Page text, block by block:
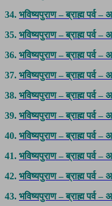
34. भविष्यपुराण – ब्राह्म पर्व
35. भविष्यपुराण – ब्राह्म पर्व –
36. भविष्यपुराण – ब्राह्म पर्व –
37. भविष्यपुराण – ब्राह्म पर्व
38. भविष्यपुराण – ब्राह्म पर्व –
39. भविष्यपुराण – ब्राह्म पर्व
40. भविष्यपुराण – ब्राह्म पर्व
41. भविष्यपुराण – ब्राह्म पर्व –
42. भविष्यपुराण – ब्राह्म पर्व –
43. भविष्यपुराण – ब्राह्म पर्व